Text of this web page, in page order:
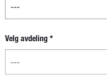
separat
boks for
avdeling
Velg avdeling *